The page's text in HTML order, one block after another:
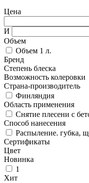
Цена
И
Объем
Объем 1 л.
Бренд
Степень блеска
Возможность колеровки
Страна-производитель
Финляндия
Область применения
Cнятие плесени с
Способ нанесения
Распыление. губка,
Сертификаты
Цвет
Новинка
1
Хит